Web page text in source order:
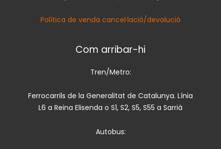
Política de venda cancel·lació/devolució
Com arribar-hi
Tren/Metro:
Ferrocarrils de la Generalitat de Catalunya. Línia
L6 a Reina Elisenda o S1, S2, S5, S55 a Sarrià
Autobus: